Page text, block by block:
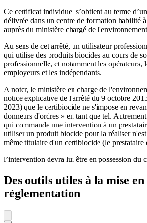
Ce certificat individuel s’obtient au terme
délivrée dans un centre de formation habilité
auprès du ministère chargé de
Au sens de cet arrêté, un utilisateur
qui utilise des produits biocides au cours de
professionnelle, et notamment les opérateurs,
employeurs et les indépendants.
A noter, le ministère en charge de
notice explicative de l'arrêté du 9 octobre
2023) que le certibiocide ne s'impose en
donneurs d'ordres » en tant que tel.
qui commande une intervention à un
utiliser un produit biocide pour la réaliser
même titulaire d'un certibiocide (le prestataire
l’intervention devra lui être en possession du
Des outils utiles à la mise
réglementation